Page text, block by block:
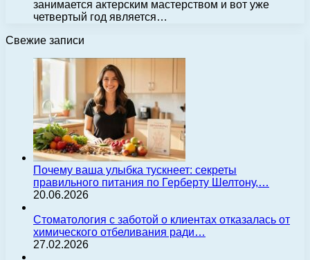
занимается актерским мастерством и вот уже
четвертый год является…
Свежие записи
Почему ваша улыбка тускнеет: секреты
правильного питания по Герберту Шелтону,…
20.06.2026
Стоматология с заботой о клиентах отказалась от
химического отбеливания ради…
27.02.2026